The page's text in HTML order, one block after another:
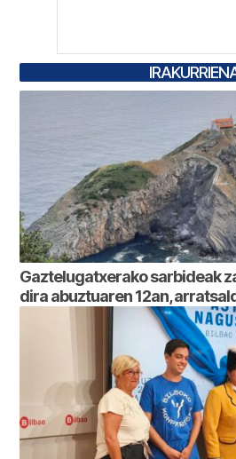
Gaztelugatxerako sarbideak
dira abuztuaren 12an,